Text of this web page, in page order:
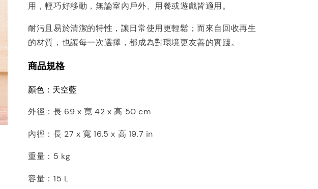
用，輕巧好移動，無論室內戶外、用餐或遊戲皆適用。
耐污且易於清潔的特性，讓日常使用更輕鬆；而來自回收再生
的材質，也讓每一次選擇，都成為對環境更友善的實踐。
商品規格
顏色：天空藍
外徑：長 69 x 寬 42 x 高 50 cm
內徑：長 27 x 寬 16.5 x 高 19.7 in
重量：5 kg
容量：15 L